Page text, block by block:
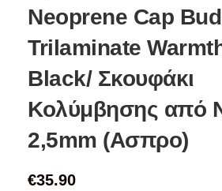
Neoprene Cap
Trilaminate
Black/ Σκουφάκι
Κολύμβησης από
2,5mm (Ασπρο)
€35.90